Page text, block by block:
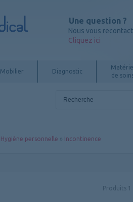
Une question ?
Nous vous
Cliquez ici
Mobilier Diagnostic
de
Hygiène personnelle » Incontinence
Produits 1